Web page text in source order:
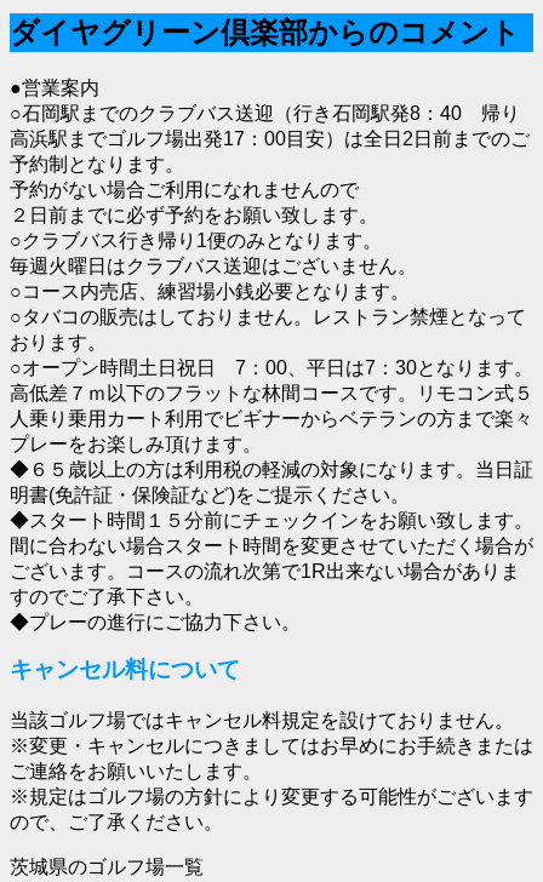
ダイヤグリーン倶楽部からのコメント
●営業案内
○石岡駅までのクラブバス送迎（行き石岡駅発8：40 帰り
高浜駅までゴルフ場出発17：00目安）は全日2日前までのご
予約制となります。
予約がない場合ご利用になれませんので
２日前までに必ず予約をお願い致します。
○クラブバス行き帰り1便のみとなります。
毎週火曜日はクラブバス送迎はございません。
○コース内売店、練習場小銭必要となります。
○タバコの販売はしておりません。レストラン禁煙となって
おります。
○オープン時間土日祝日 7：00、平日は7：30となります。
高低差７ｍ以下のフラットな林間コースです。リモコン式５
人乗り乗用カート利用でビギナーからベテランの方まで楽々
プレーをお楽しみ頂けます。
◆６５歳以上の方は利用税の軽減の対象になります。当日証
明書(免許証・保険証など)をご提示ください。
◆スタート時間１５分前にチェックインをお願い致します。
間に合わない場合スタート時間を変更させていただく場合が
ございます。コースの流れ次第で1R出来ない場合がありま
すのでご了承下さい。
◆プレーの進行にご協力下さい。
キャンセル料について
当該ゴルフ場ではキャンセル料規定を設けておりません。
※変更・キャンセルにつきましてはお早めにお手続きまたは
ご連絡をお願いいたします。
※規定はゴルフ場の方針により変更する可能性がございます
ので、ご了承ください。
茨城県のゴルフ場一覧